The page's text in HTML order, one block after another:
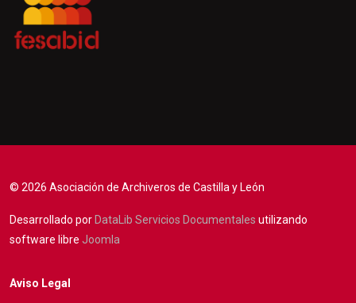
© 2026 Asociación de Archiveros de Castilla y León
Desarrollado por DataLib Servicios Documentales utilizando
software libre Joomla
Aviso Legal